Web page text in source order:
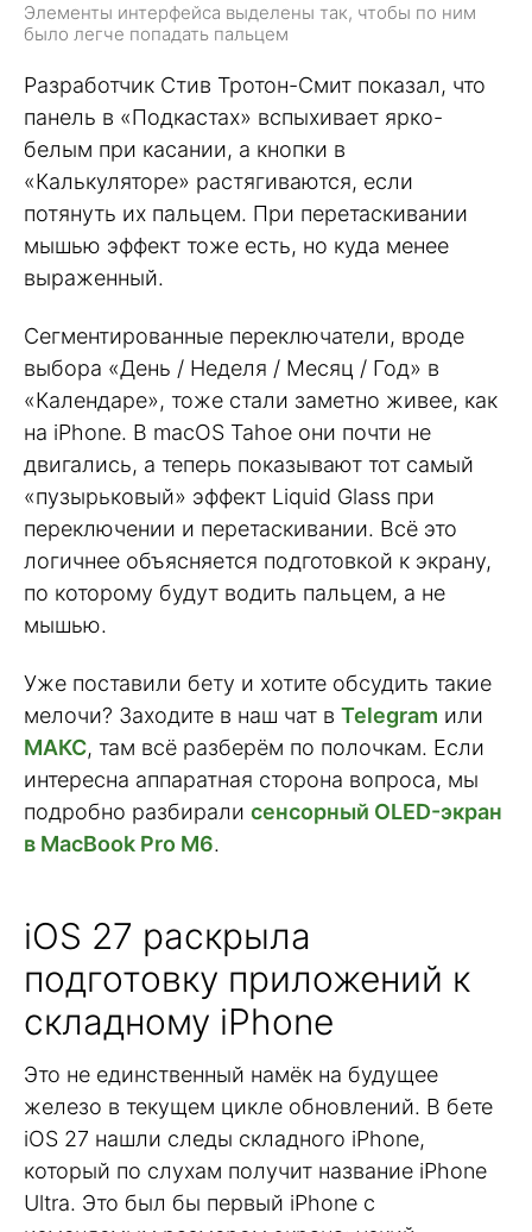
Элементы интерфейса выделены так, чтобы по ним
было легче попадать пальцем
Разработчик Стив Тротон-Смит показал, что
панель в «Подкастах» вспыхивает ярко-
белым при касании, а кнопки в
«Калькуляторе» растягиваются, если
потянуть их пальцем. При перетаскивании
мышью эффект тоже есть, но куда менее
выраженный.
Сегментированные переключатели, вроде
выбора «День / Неделя / Месяц / Год» в
«Календаре», тоже стали заметно живее, как
на iPhone. В macOS Tahoe они почти не
двигались, а теперь показывают тот самый
«пузырьковый» эффект Liquid Glass при
переключении и перетаскивании. Всё это
логичнее объясняется подготовкой к экрану,
по которому будут водить пальцем, а не
мышью.
Уже поставили бету и хотите обсудить такие
мелочи? Заходите в наш чат в Telegram или
МАКС, там всё разберём по полочкам. Если
интересна аппаратная сторона вопроса, мы
подробно разбирали сенсорный OLED-экран
в MacBook Pro M6.
iOS 27 раскрыла
подготовку приложений к
складному iPhone
Это не единственный намёк на будущее
железо в текущем цикле обновлений. В бете
iOS 27 нашли следы складного iPhone,
который по слухам получит название iPhone
Ultra. Это был бы первый iPhone с